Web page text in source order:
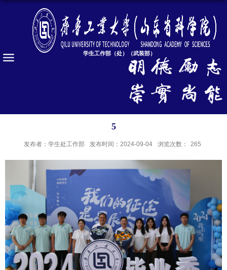
学生工作部（处）（武装部）
5
发布者：学生处工作部 发布时间：2024-09-04 浏览次数： 265